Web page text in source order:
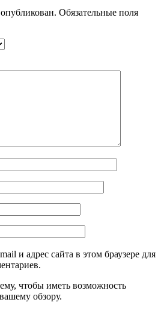
Обязательные поля
и адрес сайта в этом браузере для
чтобы иметь возможность
обзору.